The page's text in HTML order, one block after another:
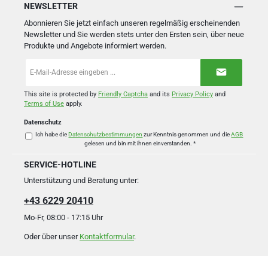
NEWSLETTER
Abonnieren Sie jetzt einfach unseren regelmäßig erscheinenden
Newsletter und Sie werden stets unter den Ersten sein, über neue
Produkte und Angebote informiert werden.
Mail-
*
This site is protected by Friendly Captcha and its Privacy Policy and
Terms of Use apply.
Datenschutz
Ich habe dieDatenschutzbestimmungen zur Kenntnis genommen und dieAGB
gelesen und bin mit ihnen einverstanden. *
SERVICE-HOTLINE
Unterstützung und Beratung unter:
+43 6229 20410
Mo-Fr, 08:00 - 17:15 Uhr
Oder über unser Kontaktformular.